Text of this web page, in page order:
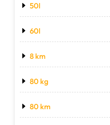
50l
60l
8 km
80 kg
80 km